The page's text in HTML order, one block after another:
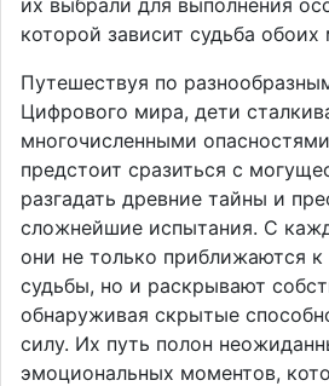
их выбрали для выполнения
которой зависит судьба обоих
Путешествуя по
Цифрового мира, дети
многочисленными
предстоит сразиться с
разгадать древние тайны и
сложнейшие испытания. С
они не только приближаются к
судьбы, но и раскрывают
обнаруживая скрытые
силу. Их путь полон
эмоциональных моментов,